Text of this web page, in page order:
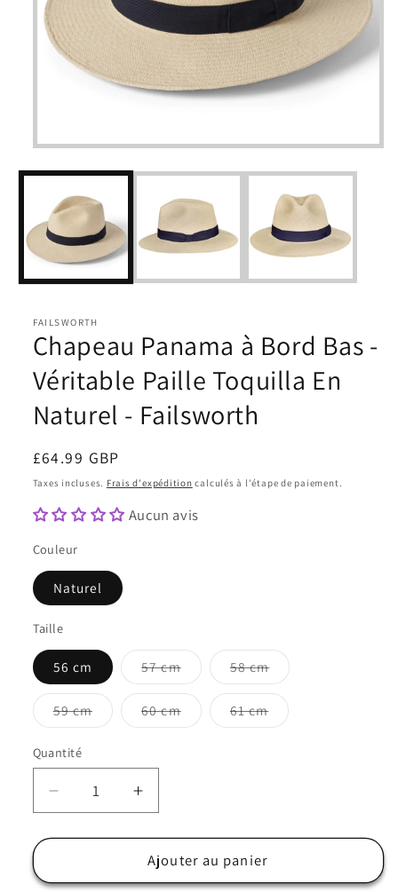
Ouvrir
média
dans
une
fenêtre
modale
FAILSWORTH
Chapeau Panama à Bord Bas -
Véritable Paille Toquilla En
Naturel - Failsworth
Prix
habituel
£64.99 GBP
Taxes incluses. Frais d'expédition calculés à l'étape de paiement.
Aucun avis
Couleur
Naturel
Taille
56 cm 57 cmVariante
épuisée
ou
indisponible
58 cmVariante
épuisée
ou
indisponible
59 cmVariante
épuisée
60 cmVariante
épuisée
61 cmVariante
épuisée
Quantité
Quantité
Réduire
la
quantité
Chapeau
Augmenter
la
quantité
de
Chapeau
Ajouter au panier